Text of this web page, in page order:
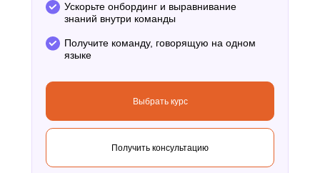
Ускорьте онбординг и выравнивание
знаний внутри команды
Получите команду, говорящую на одном
языке
Выбрать курс
Получить консультацию